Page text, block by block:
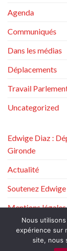
Agenda
Communiqués
Dans les médias
Déplacements
Travail
Uncategorized
Edwige Diaz :
Gironde
Actualité
Soutenez
Mentions légales
Politique de
Nous
expérience sur
site, nous